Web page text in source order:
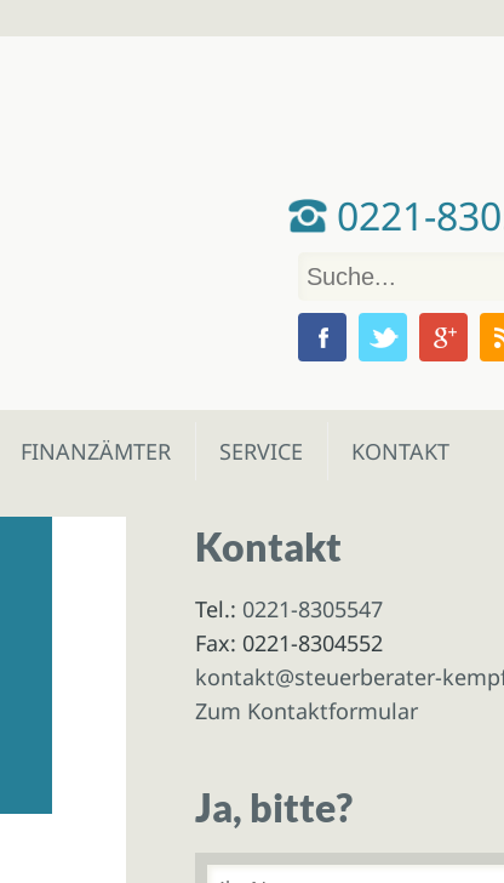
0221-
FINANZÄMTER SERVICE KONTAKT
Kontakt
Tel.: 0221-8305547
Fax: 0221-8304552
kontakt@steuerberater-
Zum Kontaktformular
Ja, bitte?